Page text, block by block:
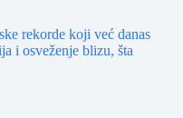
rekorde koji već danas
i osveženje blizu, šta